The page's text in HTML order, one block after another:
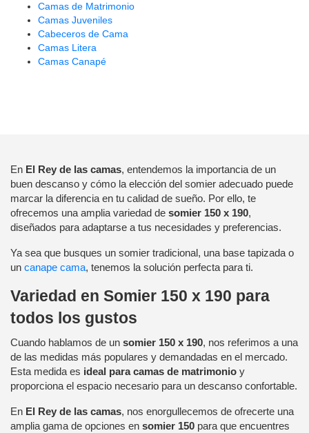
Camas de Matrimonio
Camas Juveniles
Cabeceros de Cama
Camas Litera
Camas Canapé
En El Rey de las camas, entendemos la importancia de un
buen descanso y cómo la elección del somier adecuado puede
marcar la diferencia en tu calidad de sueño. Por ello, te
ofrecemos una amplia variedad de somier 150 x 190,
diseñados para adaptarse a tus necesidades y preferencias.
Ya sea que busques un somier tradicional, una base tapizada o
un canape cama, tenemos la solución perfecta para ti.
Variedad en Somier 150 x 190 para
todos los gustos
Cuando hablamos de un somier 150 x 190, nos referimos a una
de las medidas más populares y demandadas en el mercado.
Esta medida es ideal para camas de matrimonio y
proporciona el espacio necesario para un descanso confortable.
En El Rey de las camas, nos enorgullecemos de ofrecerte una
amplia gama de opciones en somier 150 para que encuentres